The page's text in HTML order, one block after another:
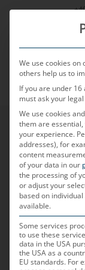
Přeskočit
We use cookies on
others help us to
If you are under
must ask your
We use cookies
them are
your experience.
addresses), for
content
of your data in our
the processing of
or adjust your
based on
available.
Some services
to use these
data in the USA
the USA as a
EU standards. For